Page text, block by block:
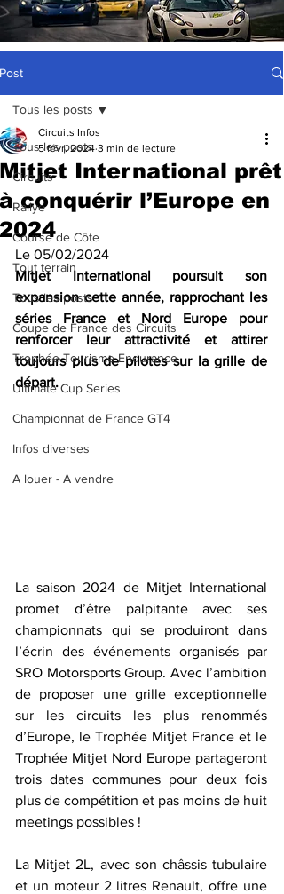
Post
Tous les posts
Circuits
Rallye
Course de Côte
Tout terrain
Tous les posts
Coupe de France des Circuits
Trophée Tourisme Endurance
Ultimate Cup Series
Championnat de France GT4
Infos diverses
A louer - A vendre
Tous les posts
Mitjet International prêt
à conquérir l’Europe en
2024
Circuits Infos
5 févr. 2024 3 min de lecture
Le 05/02/2024
Mitjet International poursuit son
expansion cette année, rapprochant les
séries France et Nord Europe pour
renforcer leur attractivité et attirer
toujours plus de pilotes sur la grille de
départ.
La saison 2024 de Mitjet International
promet d’être palpitante avec ses
championnats qui se produiront dans
l’écrin des événements organisés par
SRO Motorsports Group. Avec l’ambition
de proposer une grille exceptionnelle
sur les circuits les plus renommés
d’Europe, le Trophée Mitjet France et le
Trophée Mitjet Nord Europe partageront
trois dates communes pour deux fois
plus de compétition et pas moins de huit
meetings possibles !
La Mitjet 2L, avec son châssis tubulaire
et un moteur 2 litres Renault, offre une